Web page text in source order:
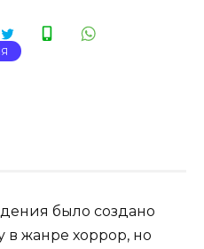
было создано
жанре хоррор, но